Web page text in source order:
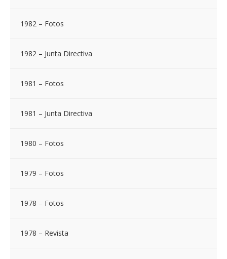
1982 – Fotos
1982 – Junta Directiva
1981 – Fotos
1981 – Junta Directiva
1980 – Fotos
1979 – Fotos
1978 – Fotos
1978 – Revista